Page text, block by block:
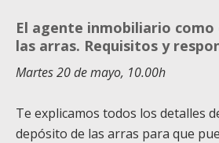
El agente inmobiliario
las arras. Requisitos y
Martes 20 de mayo, 10.00h
Te explicamos todos los detalles
depósito de las arras para que